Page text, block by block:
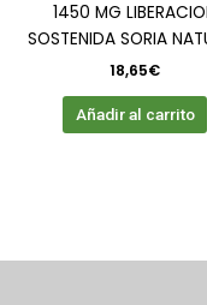
1450 MG
SOSTENIDA SORIA
18,65€
Añadir al carrito